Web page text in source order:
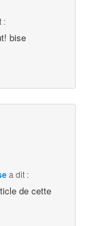
:
bise
a dit :
de cette